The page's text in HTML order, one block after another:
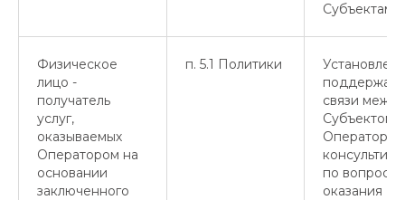
Физическое
лицо -
получатель
услуг,
оказываемых
Оператором на
основании
заключенного
п. 5.1 Политики
связи между
Субъектом
по вопросам
оказания